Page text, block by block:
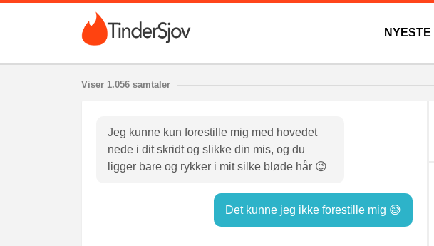
NYESTE
Viser 1.056 samtaler
Jeg kunne kun forestille mig med hovedet
nede i dit skridt og slikke din mis, og du
ligger bare og rykker i mit silke bløde hår 😉
Det kunne jeg ikke forestille mig 😅